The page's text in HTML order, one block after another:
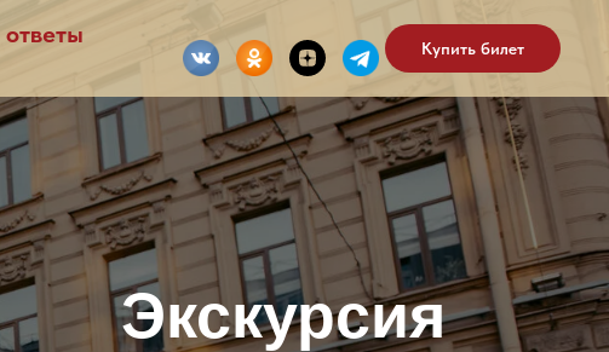
Купить билет
Экскурсия